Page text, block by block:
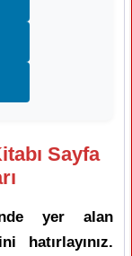
Sayfa
yer alan
hatırlayınız.